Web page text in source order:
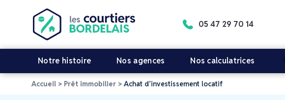
05 47 29 70 14
Notre histoire Nos agences Nos calculatrices
Accueil > Prêt immobilier > Achat d’investissement locatif